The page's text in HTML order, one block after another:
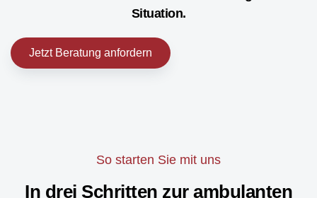
Situation.
Jetzt Beratung anfordern
So starten Sie mit uns
In drei Schritten zur ambulanten